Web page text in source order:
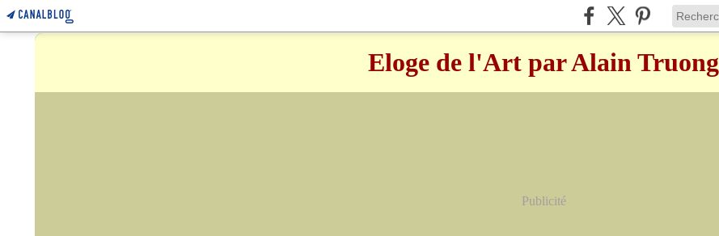
Eloge de l'Art par Alain Truong
Publicité